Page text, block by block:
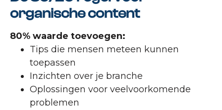
organische content
80% waarde toevoegen:
Tips die mensen meteen kunnen
toepassen
Inzichten over je branche
Oplossingen voor veelvoorkomende
problemen